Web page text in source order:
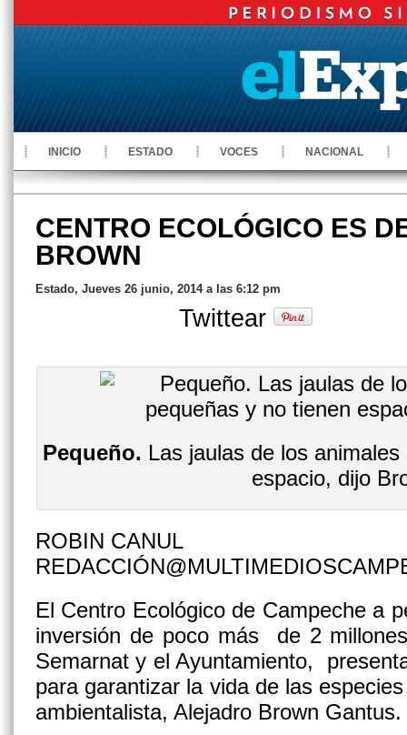
INICIO ESTADO VOCES NACIONAL
CENTRO ECOLÓGICO ES
BROWN
Estado, Jueves 26 junio, 2014 a las 6:12 pm
Twittear
Pequeño. Las jaulas de los
espacio, dijo
ROBIN CANUL
El Centro Ecológico de Campeche a
inversión de poco más de 2
Semarnat y el Ayuntamiento,
para garantizar la vida de las
ambientalista, Alejadro Brown Gantus.